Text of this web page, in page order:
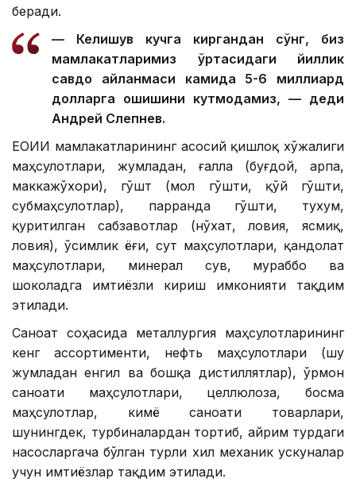
беради.
— Келишув кучга киргандан сўнг, биз
мамлакатларимиз ўртасидаги йиллик
савдо айланмаси камида 5-6 миллиард
долларга ошишини кутмоқдамиз, — деди
Андрей Слепнев.
ЕОИИ мамлакатларининг асосий қишлоқ хўжалиги
маҳсулотлари, жумладан, ғалла (буғдой, арпа,
маккажўхори), гўшт (мол гўшти, қўй гўшти,
субмаҳсулотлар), парранда гўшти, тухум,
қуритилган сабзавотлар (нўхат, ловия, ясмиқ,
ловия), ўсимлик ёғи, сут маҳсулотлари, қандолат
маҳсулотлари, минерал сув, мураббо ва
шоколадга имтиёзли кириш имконияти тақдим
этилади.
Саноат соҳасида металлургия маҳсулотларининг
кенг ассортименти, нефть маҳсулотлари (шу
жумладан енгил ва бошқа дистиллятлар), ўрмон
саноати маҳсулотлари, целлюлоза, босма
маҳсулотлар, кимё саноати товарлари,
шунингдек, турбиналардан тортиб, айрим турдаги
насосларгача бўлган турли хил механик ускуналар
учун имтиёзлар тақдим этилади.